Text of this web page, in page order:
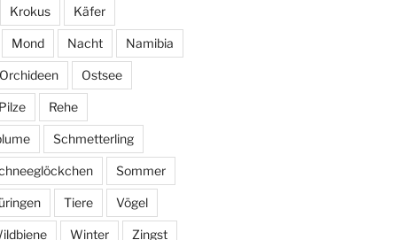
Krokus Käfer
Mond Nacht Namibia
Orchideen Ostsee
Pilze Rehe
Schmetterling
Sommer
Tiere Vögel
Winter Zingst